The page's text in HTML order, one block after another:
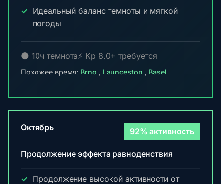
Идеальный баланс темноты и мягкой
погоды
🌑 10ч темнота⚡ Kp 8.0+ требуется
Похожее время: Brno , Launceston , Basel
Октябрь 92% активность
Продолжение эффекта равноденствия
Продолжение высокой активности от